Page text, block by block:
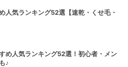
人気ランキング52選【速乾・くせ毛・
め人気ランキング52選！初心者・メン
♪